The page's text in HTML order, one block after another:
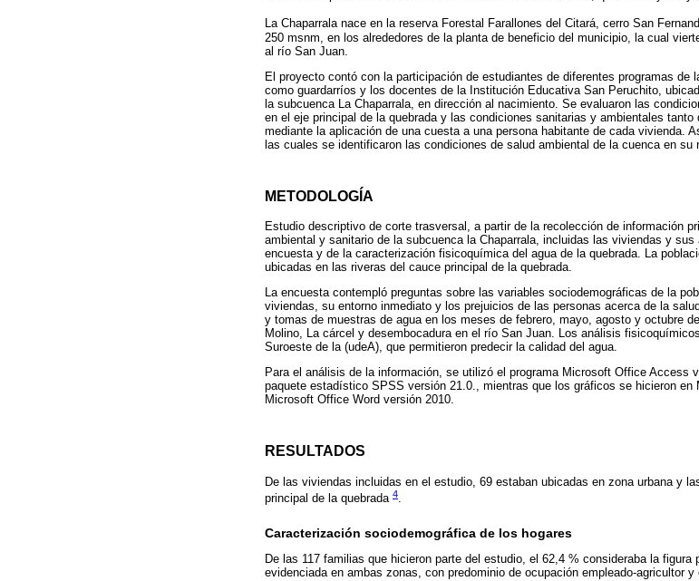
La Chaparrala nace en la reserva Forestal Farallones del Citará, cerro San
250 msnm, en los alrededores de la planta de beneficio del municipio, la cual
al río San Juan.
El proyecto contó con la participación de estudiantes de diferentes programas
como guardarríos y los docentes de la Institución Educativa San Peruchito,
la subcuenca La Chaparrala, en dirección al nacimiento. Se evaluaron las
en el eje principal de la quebrada y las condiciones sanitarias y ambientales
mediante la aplicación de una cuesta a una persona habitante de cada vivienda.
las cuales se identificaron las condiciones de salud ambiental de la cuenca en su
METODOLOGÍA
Estudio descriptivo de corte trasversal, a partir de la recolección de información
ambiental y sanitario de la subcuenca la Chaparrala, incluidas las viviendas y
encuesta y de la caracterización fisicoquímica del agua de la quebrada. La
ubicadas en las riveras del cauce principal de la quebrada.
La encuesta contempló preguntas sobre las variables sociodemográficas de la
viviendas, su entorno inmediato y los prejuicios de las personas acerca de la
y tomas de muestras de agua en los meses de febrero, mayo, agosto y octubre
Molino, La cárcel y desembocadura en el río San Juan. Los análisis
Suroeste de la (udeA), que permitieron predecir la calidad del agua.
Para el análisis de la información, se utilizó el programa Microsoft Office Access
paquete estadístico SPSS versión 21.0., mientras que los gráficos se hicieron
Microsoft Office Word versión 2010.
RESULTADOS
De las viviendas incluidas en el estudio, 69 estaban ubicadas en zona urbana y
principal de la quebrada 4.
Caracterización sociodemográfica de los hogares
De las 117 familias que hicieron parte del estudio, el 62,4 % consideraba la figura
evidenciada en ambas zonas, con predominio de ocupación empleado-agricultor